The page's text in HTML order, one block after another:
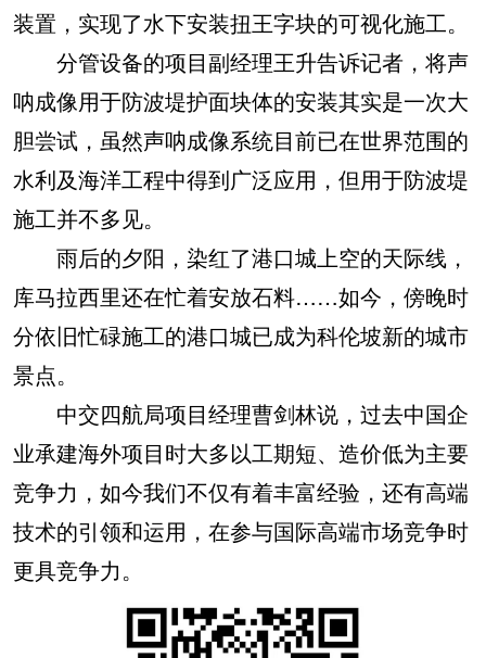
装置，实现了水下安装扭王字块的可视化施工。
分管设备的项目副经理王升告诉记者，将声
呐成像用于防波堤护面块体的安装其实是一次大
胆尝试，虽然声呐成像系统目前已在世界范围的
水利及海洋工程中得到广泛应用，但用于防波堤
施工并不多见。
雨后的夕阳，染红了港口城上空的天际线，
库马拉西里还在忙着安放石料……如今，傍晚时
分依旧忙碌施工的港口城已成为科伦坡新的城市
景点。
中交四航局项目经理曹剑林说，过去中国企
业承建海外项目时大多以工期短、造价低为主要
竞争力，如今我们不仅有着丰富经验，还有高端
技术的引领和运用，在参与国际高端市场竞争时
更具竞争力。